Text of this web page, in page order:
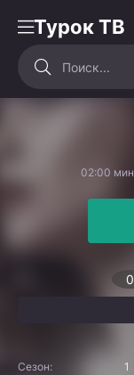
Турок ТВ
02:00 мин
0
Сезон:
1